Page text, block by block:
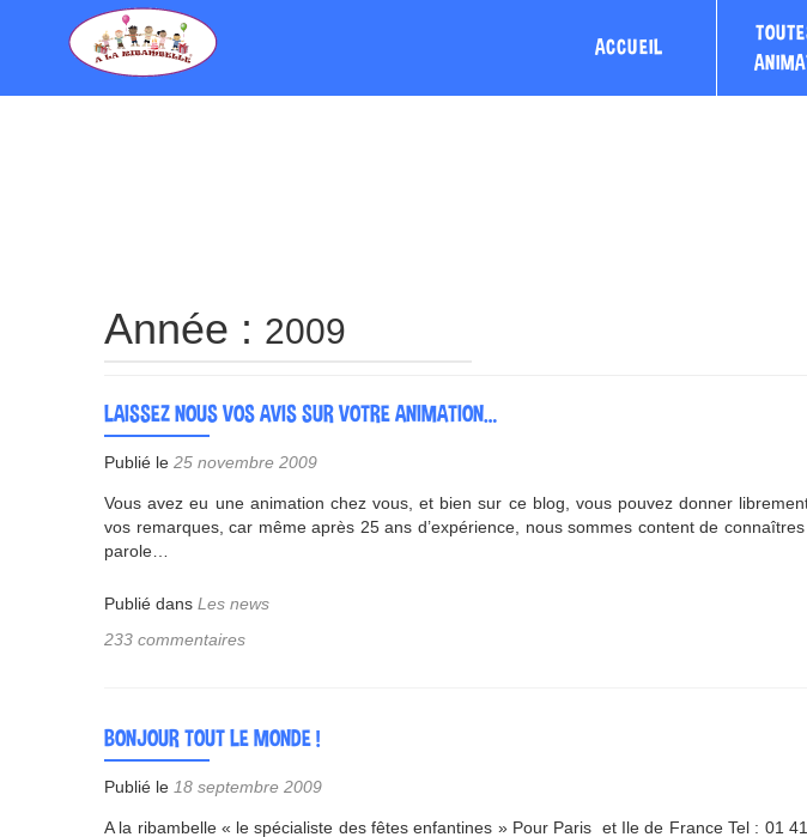
ACCUEIL
Année : 2009
LAISSEZ NOUS VOS AVIS SUR VOTRE ANIMATION…
Publié le 25 novembre 2009
Vous avez eu une animation chez vous, et bien sur ce blog, vous pouvez donner
vos remarques, car même après 25 ans d’expérience, nous sommes content de
parole…
Publié dans Les news
233 commentaires
BONJOUR TOUT LE MONDE !
Publié le 18 septembre 2009
A la ribambelle « le spécialiste des fêtes enfantines » Pour Paris et Ile de France Tel : 01